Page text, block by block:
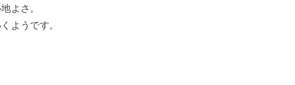
よさ。
ようです。